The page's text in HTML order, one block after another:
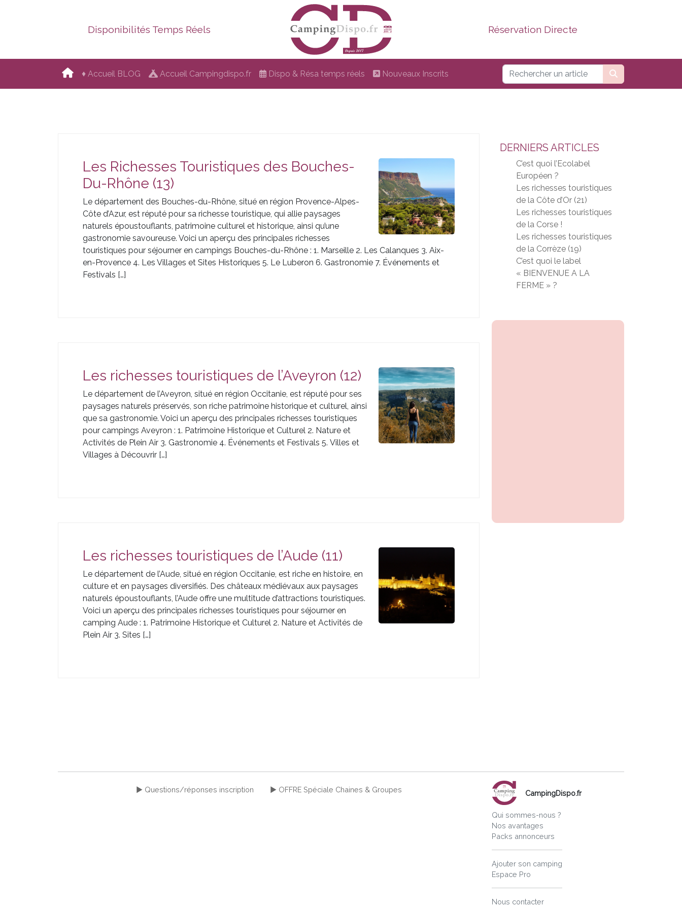
Disponibilités Temps Réels Réservation Directe
♦ Accueil BLOG Accueil Campingdispo.fr Dispo & Résa temps réels Nouveaux Inscrits
Les Richesses Touristiques des Bouches-
Du-Rhône (13)
Le département des Bouches-du-Rhône, situé en région Provence-Alpes-
Côte d’Azur, est réputé pour sa richesse touristique, qui allie paysages
naturels époustouflants, patrimoine culturel et historique, ainsi qu’une
gastronomie savoureuse. Voici un aperçu des principales richesses
touristiques pour séjourner en campings Bouches-du-Rhône : 1. Marseille 2. Les Calanques 3. Aix-
en-Provence 4. Les Villages et Sites Historiques 5. Le Luberon 6. Gastronomie 7. Événements et
Festivals […]
Les richesses touristiques de l’Aveyron (12)
Le département de l’Aveyron, situé en région Occitanie, est réputé pour ses
paysages naturels préservés, son riche patrimoine historique et culturel, ainsi
que sa gastronomie. Voici un aperçu des principales richesses touristiques
pour campings Aveyron : 1. Patrimoine Historique et Culturel 2. Nature et
Activités de Plein Air 3. Gastronomie 4. Événements et Festivals 5. Villes et
Villages à Découvrir […]
Les richesses touristiques de l’Aude (11)
Le département de l’Aude, situé en région Occitanie, est riche en histoire, en
culture et en paysages diversifiés. Des châteaux médiévaux aux paysages
naturels époustouflants, l’Aude offre une multitude d’attractions touristiques.
Voici un aperçu des principales richesses touristiques pour séjourner en
camping Aude : 1. Patrimoine Historique et Culturel 2. Nature et Activités de
Plein Air 3. Sites […]
DERNIERS ARTICLES
C’est quoi l’Ecolabel
Européen ?
Les richesses touristiques
de la Côte d’Or (21)
Les richesses touristiques
de la Corse !
Les richesses touristiques
de la Corrèze (19)
C’est quoi le label
« BIENVENUE A LA
FERME » ?
► Questions/réponses inscription ► OFFRE Spéciale Chaines & Groupes CampingDispo.fr
Qui sommes-nous ?
Nos avantages
Packs annonceurs
Ajouter son camping
Espace Pro
Nous contacter